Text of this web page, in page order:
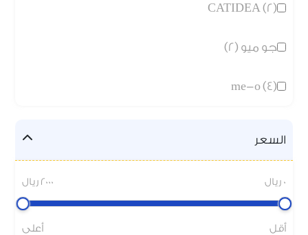
CATIDEA (2)
جو ميو (2)
me-o (4)
السعر
0 ريال 2000 ريال
أقل أعلى